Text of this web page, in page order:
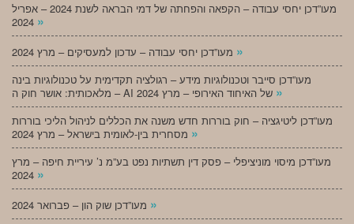
מעו”דכן יחסי עבודה – הקפאה והפחתה של דמי הבראה לשנת 2024 – אפריל
»
»
מעו”דכן סייבר וטכנולוגיות מידע – רגולציה תקדימית על טכנולוגיות בינה
»
מעו”דכן ליטיגציה – חוק בוררות חדש משנה את הכללים לניהול הליכי בוררות
»
מעו”דכן מיסוי מוניציפלי – פסק דין תשתיות נפט בע”מ נ’ עיריית חיפה – מרץ
»
»